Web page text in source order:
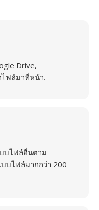
Drive,
ไฟล์มาที่หน้า.
บไฟล์อื่นตาม
บไฟล์มากกว่า 200